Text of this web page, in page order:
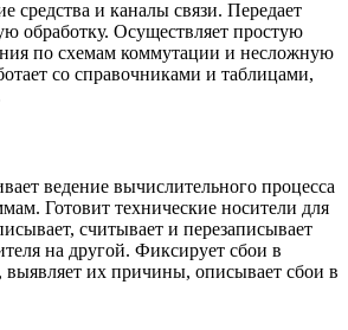
средства и каналы связи. Передает
обработку. Осуществляет простую
по схемам коммутации и несложную
со справочниками и таблицами,
ведение вычислительного процесса
Готовит технические носители для
считывает и перезаписывает
на другой. Фиксирует сбои в
выявляет их причины, описывает сбои в